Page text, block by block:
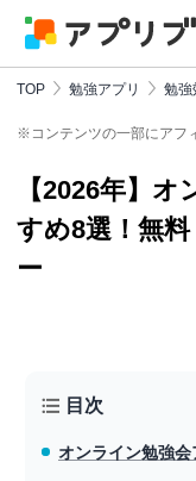
TOP 勉強アプリ 勉強
※コンテンツの一部にアフ
【2026年】
すめ8選！無
ー
目次
オンライン勉強